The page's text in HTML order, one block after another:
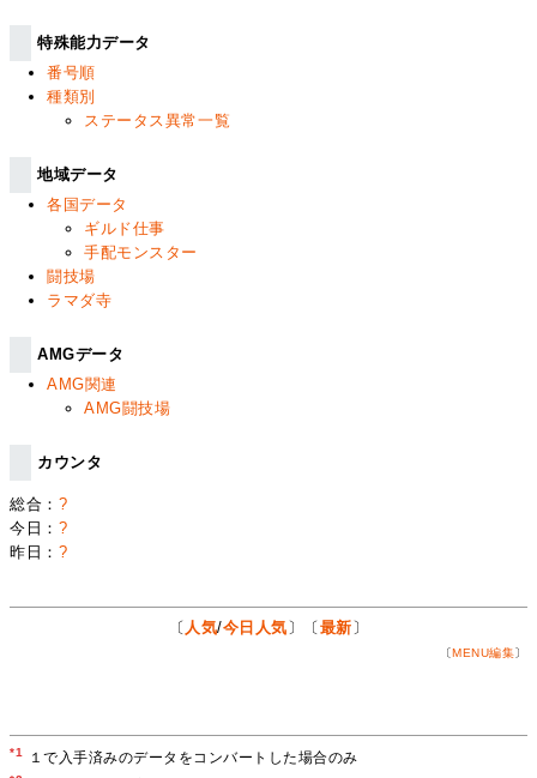
特殊能力データ
番号順
種類別
ステータス異常一覧
地域データ
各国データ
ギルド仕事
手配モンスター
闘技場
ラマダ寺
AMGデータ
AMG関連
AMG闘技場
カウンタ
総合： ?
今日： ?
昨日： ?
〔 人気/今日人気〕〔最新〕
〔MENU編集〕
*1 １で入手済みのデータをコンバートした場合のみ